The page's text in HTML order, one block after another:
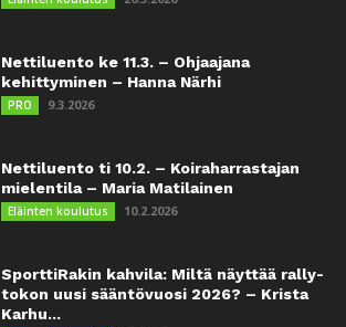
Nettiluento ke 11.3. – Ohjaajana
kehittyminen – Hanna Närhi
PRO 9.3.2026
Nettiluento ti 10.2. – Koiraharrastajan
mielentila – Maria Matilainen
Eläinten koulutus 10.2.2026
SporttiRakin kahvila: Miltä näyttää rally-
tokon uusi sääntövuosi 2026? – Krista
Karhu...